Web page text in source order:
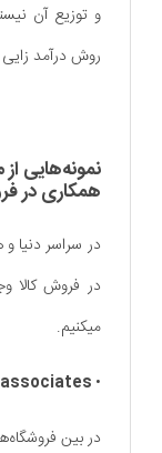
و توزیع آن
روش درآمد
نمونه‌هایی
همکاری در
در سراسر دنیا
در فروش کالا
میکنیم.
•
در بین